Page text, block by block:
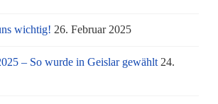
wichtig! 26. Februar 2025
– So wurde in Geislar gewählt 24.